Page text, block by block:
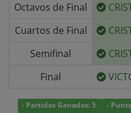
Octavos de Final
Cuartos de Final
Semifinal
Final
- Partidos Ganados: 5 -